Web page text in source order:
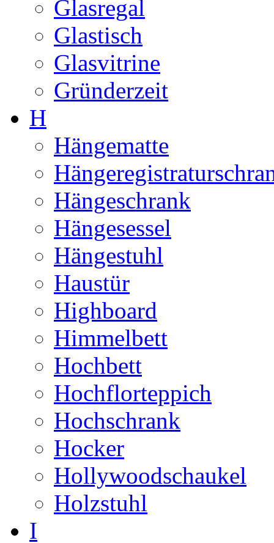
Glasregal
Glastisch
Glasvitrine
Gründerzeit
H
Hängematte
Hängeschrank
Hängesessel
Hängestuhl
Haustür
Highboard
Himmelbett
Hochbett
Hochflorteppich
Hochschrank
Hocker
Hollywoodschaukel
Holzstuhl
I